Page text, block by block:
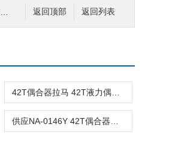
返回列表
返回顶部